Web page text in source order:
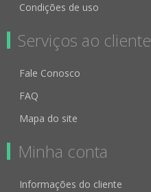
Condições de uso
Serviços ao cliente
Fale Conosco
FAQ
Mapa do site
Minha conta
Informações do cliente